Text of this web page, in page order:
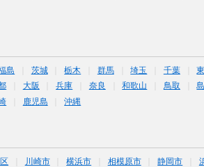
島 茨城 栃木 群馬 埼玉 千葉
大阪 兵庫 奈良 和歌山 鳥取
鹿児島 沖縄
川崎市 横浜市 相模原市 静岡市